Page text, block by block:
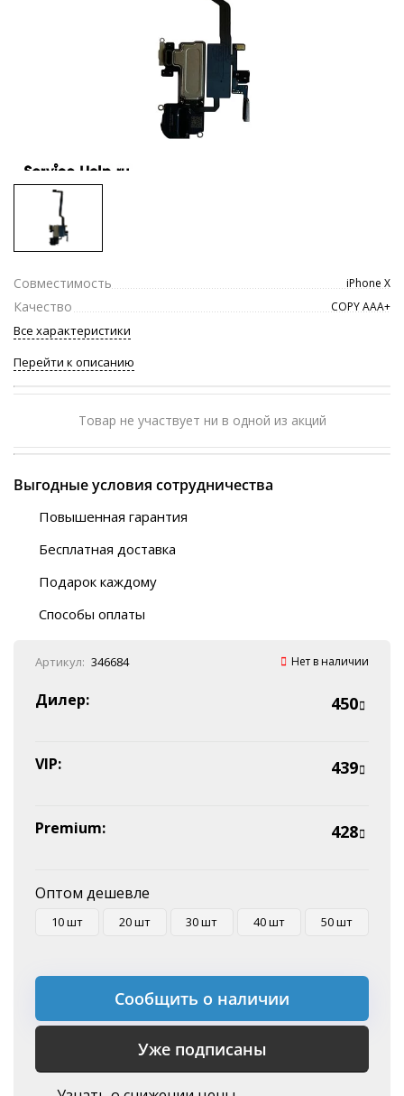
Совместимость iPhone X
Качество COPY ААА+
Все характеристики
Перейти к описанию
Товар не участвует ни в одной из акций
Выгодные условия сотрудничества
Повышенная гарантия
Бесплатная доставка
Автобусы (по ЮФО)
“BlaBlaCar” (по ЮФО)
Подарок каждому
Способы оплаты
Наличные
Эквайринг
Оплата на P/C
Артикул: 346684 Нет в наличии
Дилер: 450
VIP: 439
Premium: 428
Оптом дешевле
10 шт 20 шт 30 шт 40 шт 50 шт
Сообщить о наличии
Уже подписаны